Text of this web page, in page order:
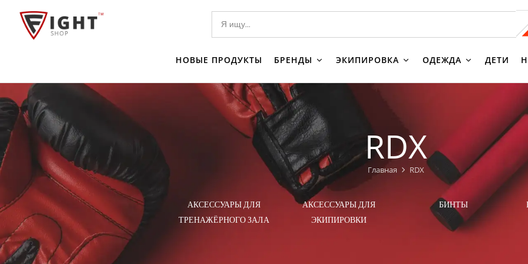
НОВЫЕ ПРОДУКТЫ БРЕНДЫ ЭКИПИРОВКА ОДЕЖДА ДЕТИ
RDX
Главная RDX
I
АКСЕССУАРЫ ДЛЯ
ТРЕНАЖЁРНОГО ЗАЛА
АКСЕССУАРЫ ДЛЯ
ЭКИПИРОВКИ
БИНТЫ